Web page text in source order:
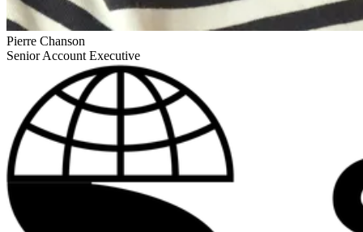
Pierre Chanson
Senior Account Executive